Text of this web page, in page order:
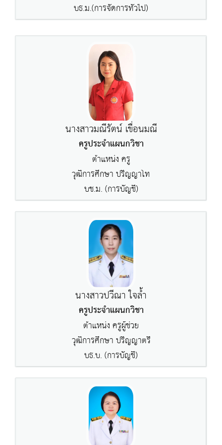
บธ.ม.(การจัดการทั่วไป)
นางสาวมณีรัตน์ เขื่อนมณี
ครูประจำแผนกวิชา
ตำแหน่ง ครู
วุฒิการศึกษา ปริญญาโท
บช.ม. (การบัญชี)
นางสาวปวีณา ใจล้ำ
ครูประจำแผนกวิชา
ตำแหน่ง ครูผู้ช่วย
วุฒิการศึกษา ปริญญาตรี
บธ.บ. (การบัญชี)